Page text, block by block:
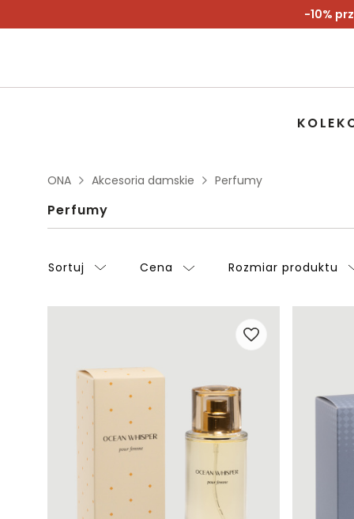
-10%
ONA Akcesoria damskie Perfumy
Perfumy
Sortuj Cena Rozmiar produktu